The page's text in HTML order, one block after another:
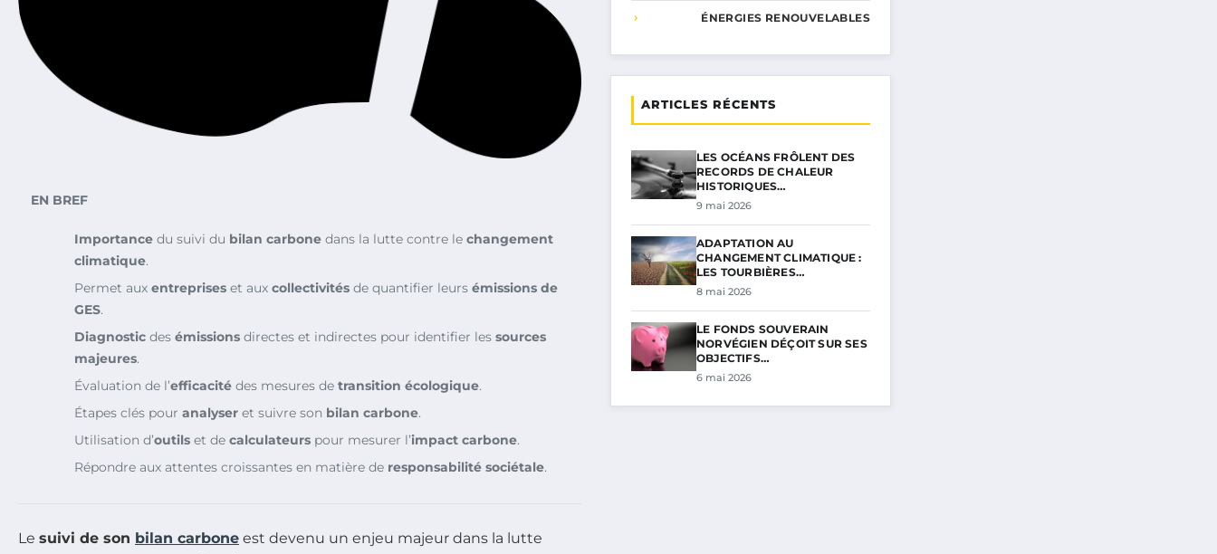
EN BREF
Importance du suivi du bilan carbone dans la lutte contre le changement
climatique.
Permet aux entreprises et aux collectivités de quantifier leurs émissions de
GES.
Diagnostic des émissions directes et indirectes pour identifier les sources
majeures.
Évaluation de l’efficacité des mesures de transition écologique.
Étapes clés pour analyser et suivre son bilan carbone.
Utilisation d’outils et de calculateurs pour mesurer l’impact carbone.
Répondre aux attentes croissantes en matière de responsabilité sociétale.
Le suivi de son bilan carbone est devenu un enjeu majeur dans la lutte
ÉNERGIES RENOUVELABLES
ARTICLES RÉCENTS
LES OCÉANS FRÔLENT DES
RECORDS DE CHALEUR
HISTORIQUES…
9 mai 2026
ADAPTATION AU
CHANGEMENT CLIMATIQUE :
LES TOURBIÈRES…
8 mai 2026
LE FONDS SOUVERAIN
NORVÉGIEN DÉÇOIT SUR SES
OBJECTIFS…
6 mai 2026